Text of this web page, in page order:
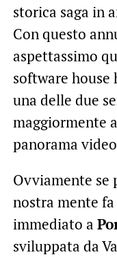
storica saga in
Con questo
aspettassimo
software
una delle due
maggiormente
panorama
Ovviamente se
nostra mente
immediato a
sviluppata da